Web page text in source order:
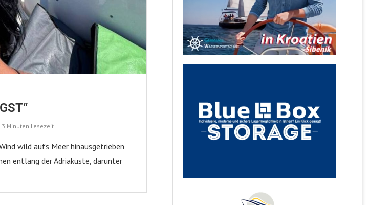
3 Minuten Lesezeit
wild aufs Meer hinausgetrieben
entlang der Adriaküste, darunter